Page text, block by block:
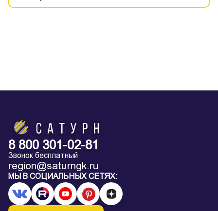
8 800 301-02-81
Звонок бесплатный
region@saturngk.ru
МЫ В СОЦИАЛЬНЫХ СЕТЯХ: